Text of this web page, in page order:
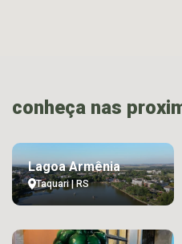
conheça nas
Lagoa Armênia
Taquari | RS